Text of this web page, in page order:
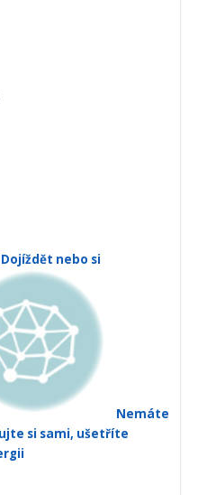
Dojíždět nebo si
Nemáte
si sami, ušetříte